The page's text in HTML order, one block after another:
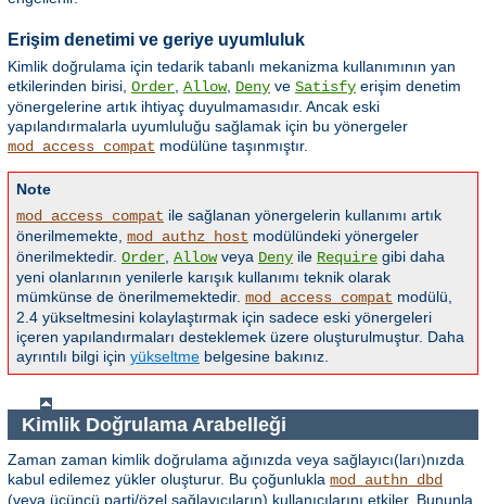
Erişim denetimi ve geriye uyumluluk
Kimlik doğrulama için tedarik tabanlı mekanizma kullanımının yan
etkilerinden birisi, Order, Allow, Deny ve Satisfy erişim denetim
yönergelerine artık ihtiyaç duyulmamasıdır. Ancak eski
yapılandırmalarla uyumluluğu sağlamak için bu yönergeler
mod_access_compat modülüne taşınmıştır.
Note
mod_access_compat ile sağlanan yönergelerin kullanımı artık
önerilmemekte, mod_authz_host modülündeki yönergeler
önerilmektedir. Order, Allowveya Deny ile Require gibi daha
yeni olanlarının yenilerle karışık kullanımı teknik olarak
mümkünse de önerilmemektedir. mod_access_compat modülü,
2.4 yükseltmesini kolaylaştırmak için sadece eski yönergeleri
içeren yapılandırmaları desteklemek üzere oluşturulmuştur. Daha
ayrıntılı bilgi için yükseltme belgesine bakınız.
Kimlik Doğrulama Arabelleği
Zaman zaman kimlik doğrulama ağınızda veya sağlayıcı(ları)nızda
kabul edilemez yükler oluşturur. Bu çoğunlukla mod_authn_dbd
(veya üçüncü parti/özel sağlayıcıların) kullanıcılarını etkiler. Bununla